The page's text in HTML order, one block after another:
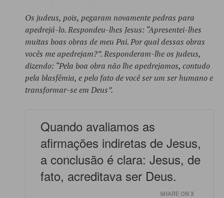
Os judeus, pois, pegaram novamente pedras para
apedrejá-lo. Respondeu-lhes Jesus: “Apresentei-lhes
muitas boas obras de meu Pai. Por qual dessas obras
vocês me apedrejam?”. Responderam-lhe os judeus,
dizendo: “Pela boa obra não lhe apedrejamos, contudo
pela blasfêmia, e pelo fato de você ser um ser humano e
transformar-se em Deus”.
Quando avaliamos as
afirmações indiretas de Jesus,
a conclusão é clara: Jesus, de
fato, acreditava ser Deus.
SHARE ON X